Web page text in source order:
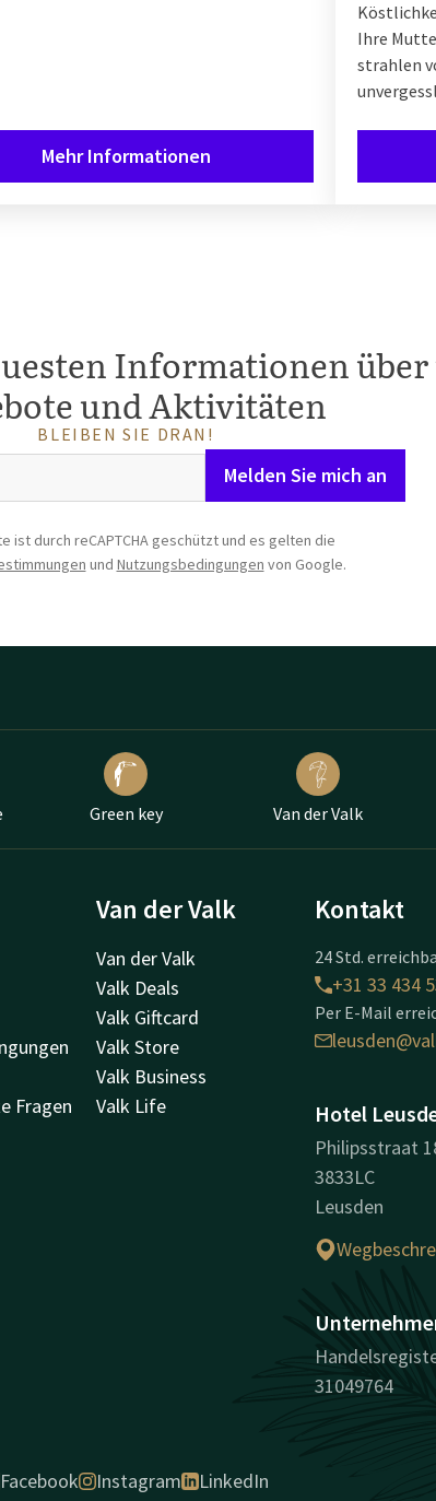
Mehr Informationen
Ihre
strahlen
Informationen über
und Aktivitäten
BLEIBEN SIE DRAN!
Melden Sie mich an
ist durch reCAPTCHA geschützt und es gelten die
und Nutzungsbedingungen von Google.
Green key Van der Valk
Fragen
Van der Valk
Van der Valk
Valk Deals
Valk Giftcard
Valk Store
Valk Business
Valk Life
Kontakt
24 Std.
+31 33 434
Per E-Mail
Hotel
Philipsstraat
3833LC
Leusden
31049764
Facebook Instagram LinkedIn